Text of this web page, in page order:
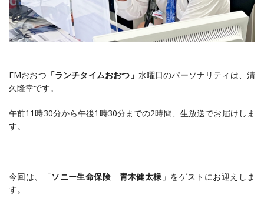
FMおおつ 「ランチタイムおおつ」 水曜日のパーソナリティは、清
久隆幸です。
午前11時30分から午後1時30分までの2時間、生放送でお届けしま
す。
今回は、「ソニー生命保険 青木健太様 」をゲストにお迎えしま
す。